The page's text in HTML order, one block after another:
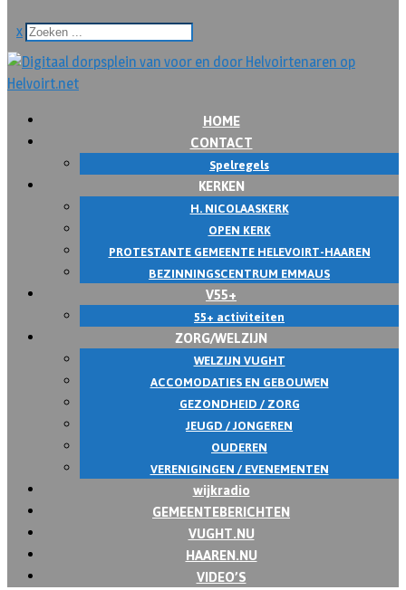
x
HOME
CONTACT
Spelregels
KERKEN
H. NICOLAASKERK
OPEN KERK
PROTESTANTE GEMEENTE HELEVOIRT-HAAREN
BEZINNINGSCENTRUM EMMAUS
V55+
55+ activiteiten
ZORG/WELZIJN
WELZIJN VUGHT
ACCOMODATIES EN GEBOUWEN
GEZONDHEID / ZORG
JEUGD / JONGEREN
OUDEREN
VERENIGINGEN / EVENEMENTEN
wijkradio
GEMEENTEBERICHTEN
VUGHT.NU
HAAREN.NU
VIDEO’S